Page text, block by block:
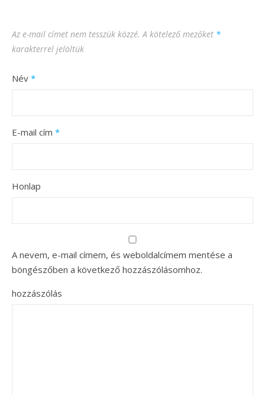
Az e-mail címet nem tesszük közzé. A kötelező mezőket *
karakterrel jelöltük
Név *
E-mail cím *
Honlap
A nevem, e-mail címem, és weboldalcímem mentése a
böngészőben a következő hozzászólásomhoz.
hozzászólás